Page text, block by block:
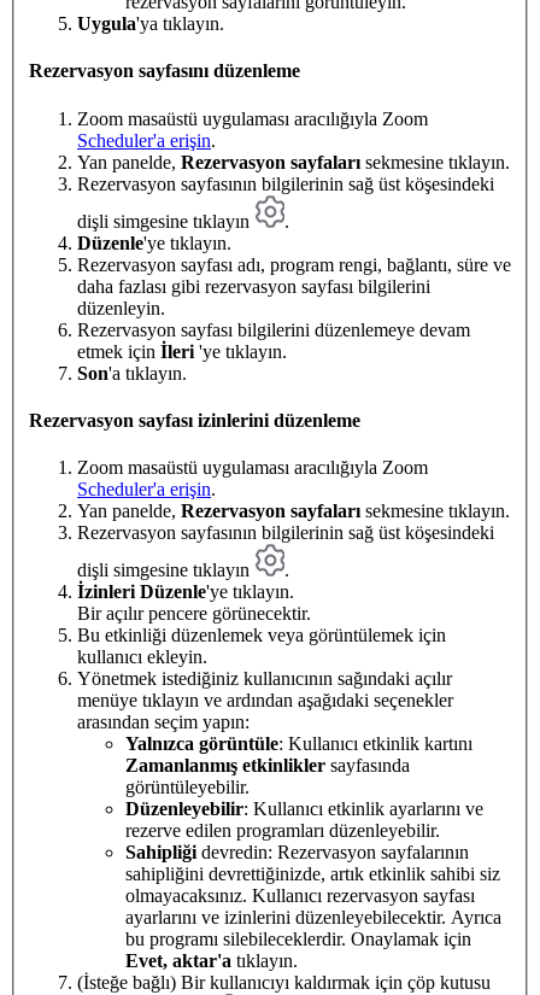
Uygula'ya tıklayın.
Rezervasyon sayfasını düzenleme
Zoom masaüstü uygulaması aracılığıyla Zoom
Scheduler'a erişin.
Yan panelde, Rezervasyon sayfaları sekmesine tıklayın.
Rezervasyon sayfasının bilgilerinin sağ üst köşesindeki
dişli simgesine tıklayın
.
Düzenle'ye tıklayın.
Rezervasyon sayfası adı, program rengi, bağlantı, süre ve
daha fazlası gibi rezervasyon sayfası bilgilerini
düzenleyin.
Rezervasyon sayfası bilgilerini düzenlemeye devam
etmek için İleri 'ye tıklayın.
Son'a tıklayın.
Rezervasyon sayfası izinlerini düzenleme
Zoom masaüstü uygulaması aracılığıyla Zoom
Scheduler'a erişin.
Yan panelde, Rezervasyon sayfaları sekmesine tıklayın.
Rezervasyon sayfasının bilgilerinin sağ üst köşesindeki
dişli simgesine tıklayın
.
İzinleri Düzenle'ye tıklayın.
Bir açılır pencere görünecektir.
Bu etkinliği düzenlemek veya görüntülemek için
kullanıcı ekleyin.
Yönetmek istediğiniz kullanıcının sağındaki açılır
menüye tıklayın ve ardından aşağıdaki seçenekler
arasından seçim yapın:
Yalnızca görüntüle: Kullanıcı etkinlik kartını
Zamanlanmış etkinlikler sayfasında
görüntüleyebilir.
Düzenleyebilir: Kullanıcı etkinlik ayarlarını ve
rezerve edilen programları düzenleyebilir.
Sahipliği devredin: Rezervasyon sayfalarının
sahipliğini devrettiğinizde, artık etkinlik sahibi siz
olmayacaksınız. Kullanıcı rezervasyon sayfası
ayarlarını ve izinlerini düzenleyebilecektir. Ayrıca
bu programı silebileceklerdir. Onaylamak için
Evet, aktar'a tıklayın.
(İsteğe bağlı) Bir kullanıcıyı kaldırmak için çöp kutusu